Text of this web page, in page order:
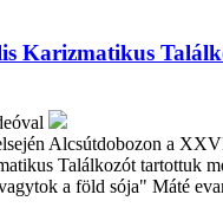
Karizmatikus
Alcsútdobozon a
Találkozót tartottuk
a föld sója" Máté